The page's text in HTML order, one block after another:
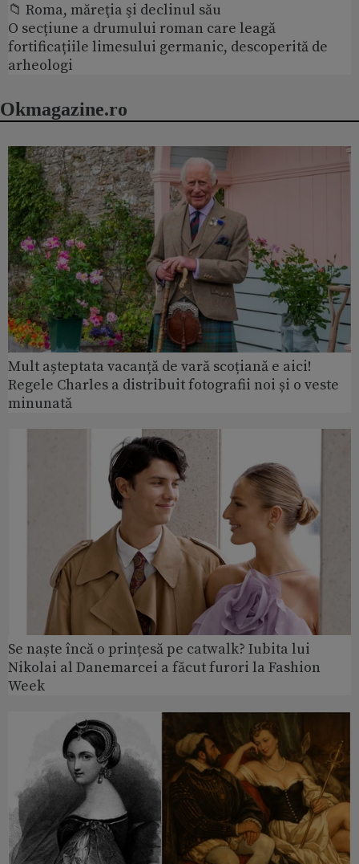
📁 Roma, măreţia şi declinul său
O secțiune a drumului roman care leagă
fortificațiile limesului germanic, descoperită de
arheologi
Okmagazine.ro
Mult așteptata vacanță de vară scoțiană e aici!
Regele Charles a distribuit fotografii noi și o veste
minunată
Se naște încă o prințesă pe catwalk? Iubita lui
Nikolai al Danemarcei a făcut furori la Fashion
Week